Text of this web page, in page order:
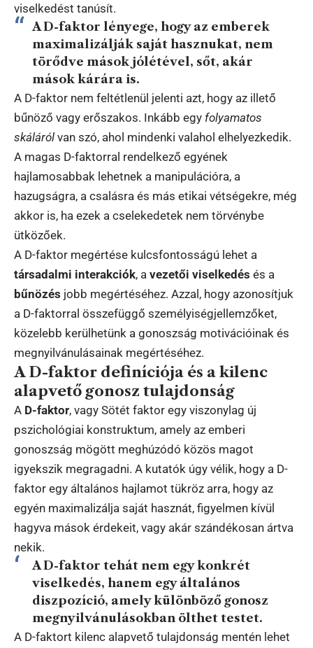
viselkedést tanúsít.
A D-faktor lényege, hogy az emberek
maximalizálják saját hasznukat, nem
törődve mások jólétével, sőt, akár
mások kárára is.
A D-faktor nem feltétlenül jelenti azt, hogy az illető
bűnöző vagy erőszakos. Inkább egy folyamatos
skáláról van szó, ahol mindenki valahol elhelyezkedik.
A magas D-faktorral rendelkező egyének
hajlamosabbak lehetnek a manipulációra, a
hazugságra, a csalásra és más etikai vétségekre, még
akkor is, ha ezek a cselekedetek nem törvénybe
ütközőek.
A D-faktor megértése kulcsfontosságú lehet a
társadalmi interakciók, a vezetői viselkedés és a
bűnözés jobb megértéséhez. Azzal, hogy azonosítjuk
a D-faktorral összefüggő személyiségjellemzőket,
közelebb kerülhetünk a gonoszság motivációinak és
megnyilvánulásainak megértéséhez.
A D-faktor definíciója és a kilenc
alapvető gonosz tulajdonság
A D-faktor, vagy Sötét faktor egy viszonylag új
pszichológiai konstruktum, amely az emberi
gonoszság mögött meghúzódó közös magot
igyekszik megragadni. A kutatók úgy vélik, hogy a D-
faktor egy általános hajlamot tükröz arra, hogy az
egyén maximalizálja saját hasznát, figyelmen kívül
hagyva mások érdekeit, vagy akár szándékosan ártva
nekik.
A D-faktor tehát nem egy konkrét
viselkedés, hanem egy általános
diszpozíció, amely különböző gonosz
megnyilvánulásokban ölthet testet.
A D-faktort kilenc alapvető tulajdonság mentén lehet